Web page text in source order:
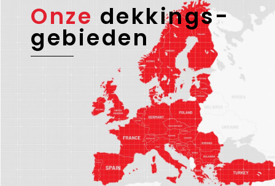
Onze dekkings-
gebieden